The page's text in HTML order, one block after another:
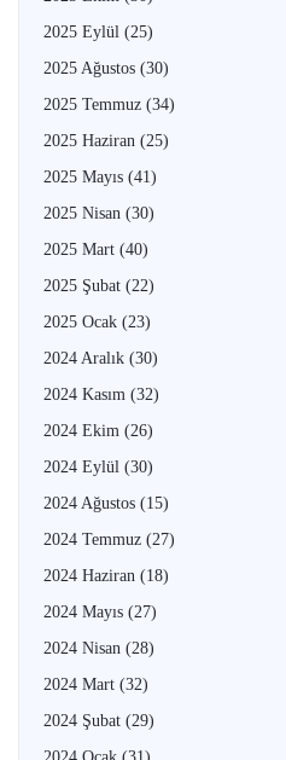
2025 Eylül (25)
2025 Ağustos (30)
2025 Temmuz (34)
2025 Haziran (25)
2025 Mayıs (41)
2025 Nisan (30)
2025 Mart (40)
2025 Şubat (22)
2025 Ocak (23)
2024 Aralık (30)
2024 Kasım (32)
2024 Ekim (26)
2024 Eylül (30)
2024 Ağustos (15)
2024 Temmuz (27)
2024 Haziran (18)
2024 Mayıs (27)
2024 Nisan (28)
2024 Mart (32)
2024 Şubat (29)